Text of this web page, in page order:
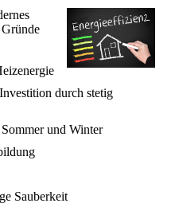
durch stetig
und Winter
Sauberkeit